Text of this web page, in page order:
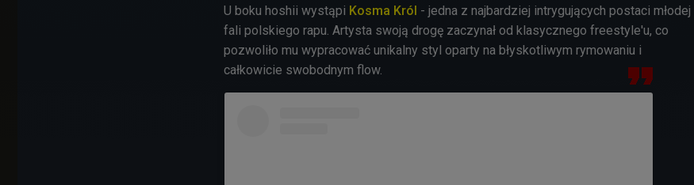
U boku hoshii wystąpi Kosma Król - jedna z najbardziej intrygujących postaci młodej
fali polskiego rapu. Artysta swoją drogę zaczynał od klasycznego freestyle'u, co
pozwoliło mu wypracować unikalny styl oparty na błyskotliwym rymowaniu i
całkowicie swobodnym flow.